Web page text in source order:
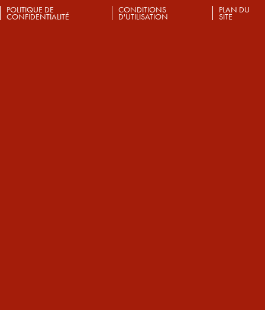
POLITIQUE DE
CONFIDENTIALITÉ
CONDITIONS
D'UTILISATION
PLAN DU
SITE